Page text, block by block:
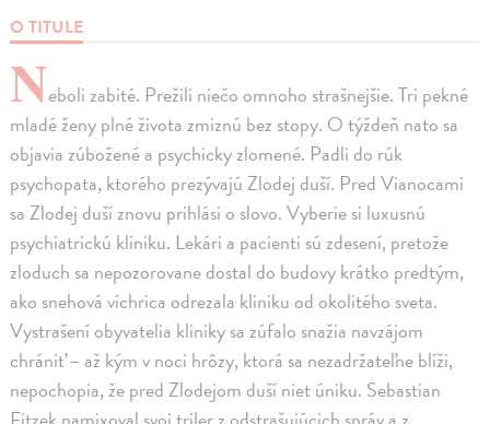
O TITULE
Neboli zabité. Prežili niečo omnoho strašnejšie. Tri pekné
mladé ženy plné života zmiznú bez stopy. O týždeň nato sa
objavia zúbožené a psychicky zlomené. Padli do rúk
psychopata, ktorého prezývajú Zlodej duší. Pred Vianocami
sa Zlodej duší znovu prihlási o slovo. Vyberie si luxusnú
psychiatrickú kliniku. Lekári a pacienti sú zdesení, pretože
zloduch sa nepozorovane dostal do budovy krátko predtým,
ako snehová víchrica odrezala kliniku od okolitého sveta.
Vystrašení obyvatelia kliniky sa zúfalo snažia navzájom
chrániť – až kým v noci hrôzy, ktorá sa nezadržateľne blíži,
nepochopia, že pred Zlodejom duší niet úniku. Sebastian